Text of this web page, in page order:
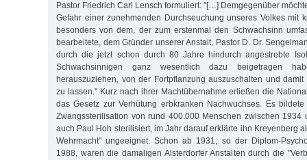
Pastor Friedrich Carl Lensch formuliert: "[…] Demgegenüber
Gefahr einer zunehmenden Durchseuchung unseres Volkes mit
besonders von dem, der zum erstenmal den Schwachsinn
bearbeitete, dem Gründer unserer Anstalt, Pastor D. Dr.
durch die jetzt schon durch 80 Jahre hindurch angestrebte
Schwachsinnigen ganz wesentlich dazu beigetragen
herauszuziehen, von der Fortpflanzung auszuschalten und
zu lassen." Kurz nach ihrer Machtübernahme erließen die
das Gesetz zur Verhütung erbkranken Nachwuchses. Es
Zwangssterilisation von rund 400.000 Menschen zwischen 1934
auch Paul Hoh sterilisiert, im Jahr darauf erklärte ihn Kreyenberg
Wehrmacht" ungeeignet. Schon ab 1931, so der Diplom-
1988, waren die damaligen Alsterdorfer Anstalten durch die